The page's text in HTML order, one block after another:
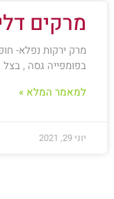
מרקים
בפומפייה גסה , בצל
למאמר המלא »
יוני 29, 2021